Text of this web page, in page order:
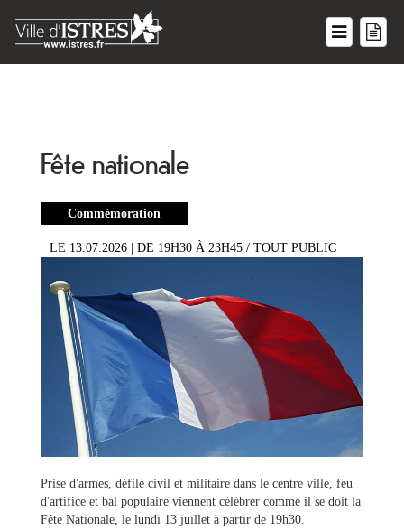
Fête nationale
Commémoration
LE 13.07.2026 | DE 19H30 À 23H45 / TOUT PUBLIC
Prise d'armes, défilé civil et militaire dans le centre ville, feu
d'artifice et bal populaire viennent célébrer comme il se doit la
Fête Nationale, le lundi 13 juillet à partir de 19h30.